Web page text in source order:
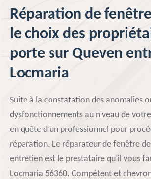
Réparation de
le choix des
porte sur Queven
Locmaria
Suite à la constatation des anomalies
dysfonctionnements au niveau de
en quête d’un professionnel pour
réparation. Le réparateur de fenêtre
entretien est le prestataire qu’il vous
Locmaria 56360. Compétent et